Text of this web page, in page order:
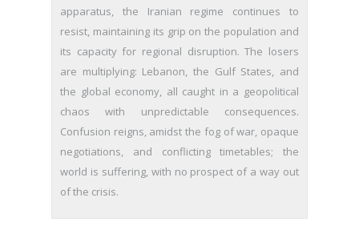
apparatus, the Iranian regime continues to
resist, maintaining its grip on the population and
its capacity for regional disruption. The losers
are multiplying: Lebanon, the Gulf States, and
the global economy, all caught in a geopolitical
chaos with unpredictable consequences.
Confusion reigns, amidst the fog of war, opaque
negotiations, and conflicting timetables; the
world is suffering, with no prospect of a way out
of the crisis.